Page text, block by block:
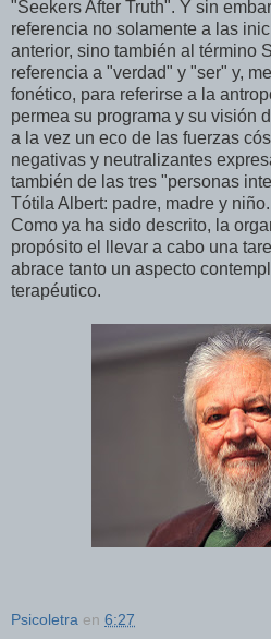
"Seekers After Truth". Y sin
referencia no solamente a las
anterior, sino también al término
referencia a "verdad" y "ser" y,
fonético, para referirse a la
permea su programa y su visión
a la vez un eco de las fuerzas
negativas y neutralizantes
también de las tres "personas
Tótila Albert: padre, madre y niño.
Como ya ha sido descrito, la
propósito el llevar a cabo una
abrace tanto un aspecto
terapéutico.
Psicoletra en 6:27